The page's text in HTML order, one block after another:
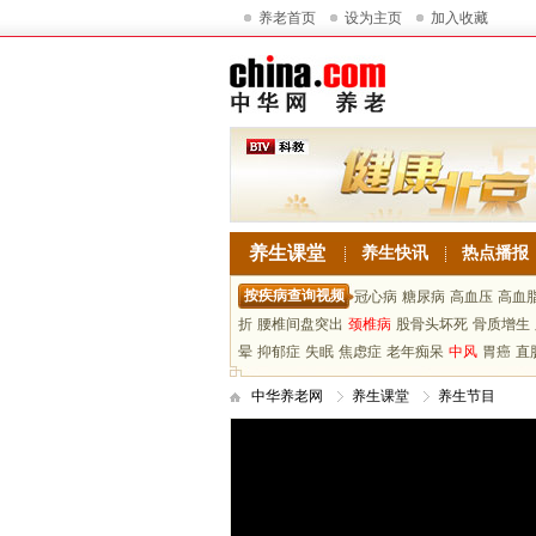
养老首页 设为主页 加入收藏
养生课堂 养生快讯 热点播报
按疾病查询视频 冠心病 糖尿病 高血压 高血
折 腰椎间盘突出 颈椎病 股骨头坏死 骨质增生
晕 抑郁症 失眠 焦虑症 老年痴呆 中风 胃癌 直
中华养老网 养生课堂 养生节目